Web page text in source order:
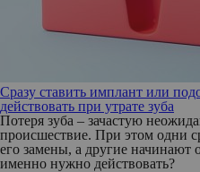
Сразу ставить имплант или
действовать при утрате зуба
Потеря зуба – зачастую
происшествие. При этом одни
его замены, а другие начинают
именно нужно действовать?